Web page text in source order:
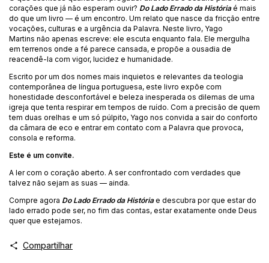
corações que já não esperam ouvir? Do Lado Errado da Históriaé mais
do que um livro — é um encontro. Um relato que nasce da fricção entre
vocações, culturas e a urgência da Palavra. Neste livro, Yago
Martins não apenas escreve: ele escuta enquanto fala. Ele mergulha
em terrenos onde a fé parece cansada, e propõe a ousadia de
reacendê-la com vigor, lucidez e humanidade.
Escrito por um dos nomes mais inquietos e relevantes da teologia
contemporânea de língua portuguesa, este livro expõe com
honestidade desconfortável e beleza inesperada os dilemas de uma
igreja que tenta respirar em tempos de ruído. Com a precisão de quem
tem duas orelhas e um só púlpito, Yago nos convida a sair do conforto
da câmara de eco e entrar em contato com a Palavra que provoca,
consola e reforma.
Este é um convite.
A ler com o coração aberto. A ser confrontado com verdades que
talvez não sejam as suas — ainda.
Compre agora Do Lado Errado da Históriae descubra por que estar do
lado errado pode ser, no fim das contas, estar exatamente onde Deus
quer que estejamos.
Compartilhar